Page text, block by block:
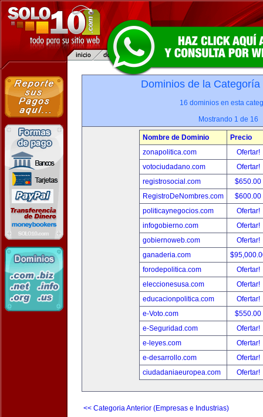
Dominios de la
16 dominios en esta
Mostrando 1 de 16
Nombre de Dominio
Precio
zonapolitica.com
Ofertar!
votociudadano.com
Ofertar!
registrosocial.com
$650.00
RegistroDeNombres.com
$600.00
politicaynegocios.com
Ofertar!
infogobierno.com
Ofertar!
gobiernoweb.com
Ofertar!
ganaderia.com
forodepolitica.com
Ofertar!
eleccionesusa.com
Ofertar!
educacionpolitica.com
Ofertar!
e-Voto.com
$550.00
e-Seguridad.com
Ofertar!
e-leyes.com
Ofertar!
e-desarrollo.com
Ofertar!
ciudadaniaeuropea.com
Ofertar!
<< Categoria Anterior (Empresas e Industrias)